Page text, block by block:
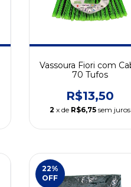
Vassoura Fiori com
70 Tufos
R$13,50
2 x de R$6,75 sem juros
22%
OFF